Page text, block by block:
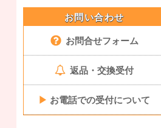
お問い合わせ
お問合せフォーム
返品・交換受付
▶ お電話での受付について